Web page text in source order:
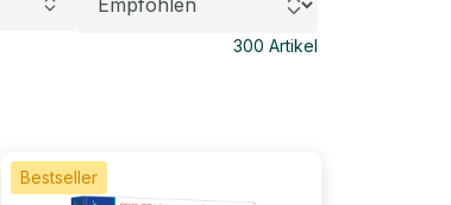
300 Artikel
Bestseller